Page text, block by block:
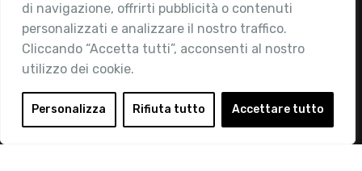
di navigazione, offrirti pubblicità o contenuti
personalizzati e analizzare il nostro traffico.
Cliccando “Accetta tutti”, acconsenti al nostro
utilizzo dei cookie.
Personalizza Rifiuta tutto Accettare tutto
Attività
Contatti
Area Riservata
Login
Diventa Socio